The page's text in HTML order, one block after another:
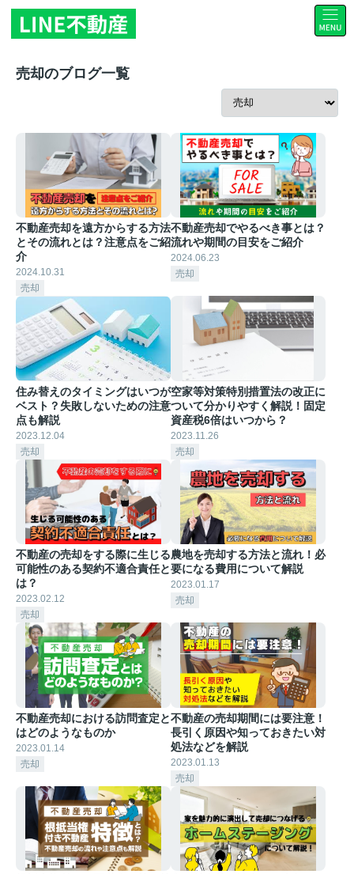
売却のブログ一覧
不動産売却を遠方からする方法
とその流れとは？注意点をご紹
介
2024.10.31
売却
不動産売却でやるべき事とは？
流れや期間の目安をご紹介
2024.06.23
売却
住み替えのタイミングはいつが
ベスト？失敗しないための注意
点も解説
2023.12.04
売却
空家等対策特別措置法の改正に
ついて分かりやすく解説！固定
資産税6倍はいつから？
2023.11.26
売却
不動産の売却をする際に生じる
可能性のある契約不適合責任と
は？
2023.02.12
売却
農地を売却する方法と流れ！必
要になる費用について解説
2023.01.17
売却
不動産売却における訪問査定と
はどのようなものか
2023.01.14
売却
不動産の売却期間には要注意！
長引く原因や知っておきたい対
処法などを解説
2023.01.13
売却